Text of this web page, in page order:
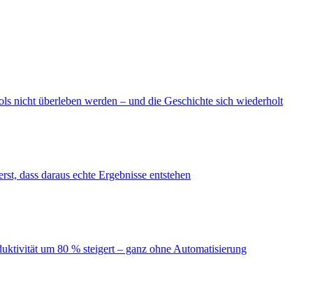
nicht überleben werden – und die Geschichte sich wiederholt
dass daraus echte Ergebnisse entstehen
um 80 % steigert – ganz ohne Automatisierung